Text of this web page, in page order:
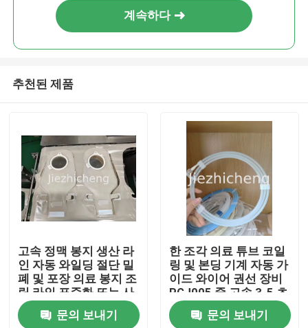
계속하다
추천된 제품
고속 정맥 봉지 생산 라
인 자동 와일딩 절단 밀
폐 및 포장 의료 봉지 조
립 라인 표준화 또는 사
용자 지정 제작 JZC-
ZKD002문의 보내기
한 조각 의료 튜브 코일
링 및 본딩 기계 자동 가
이드 와이어 권선 장비
PGJ005 중 고속 3-5 초
문의 보내기